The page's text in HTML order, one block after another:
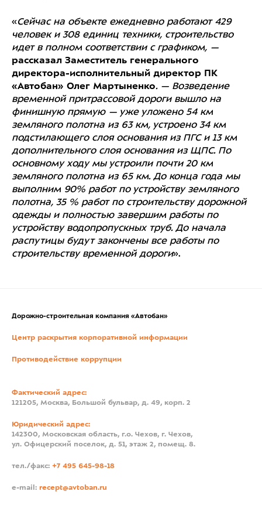
«Сейчас на объекте ежедневно работают 429
человек и 308 единиц техники, строительство
идет в полном соответствии с графиком, —
рассказал Заместитель генерального
директора-исполнительный директор ПК
«Автобан» Олег Мартыненко. — Возведение
временной притрассовой дороги вышло на
финишную прямую — уже уложено 54 км
земляного полотна из 63 км, устроено 34 км
подстилающего слоя основания из ПГС и 13 км
дополнительного слоя основания из ЩПС. По
основному ходу мы устроили почти 20 км
земляного полотна из 65 км. До конца года мы
выполним 90% работ по устройству земляного
полотна, 35 % работ по строительству дорожной
одежды и полностью завершим работы по
устройству водопропускных труб. До начала
распутицы будут закончены все работы по
строительству временной дороги».
Дорожно-строительная компания «Автобан»
Центр раскрытия корпоративной информации
Противодействие коррупции
Фактический адрес:
121205, Москва, Большой бульвар, д. 49, корп. 2
Юридический адрес:
142300, Московская область, г.о. Чехов, г. Чехов,
ул. Офицерский поселок, д. 51, этаж 2, помещ. 8.
тел./факс: +7 495 645-98-18
e-mail: recept@avtoban.ru